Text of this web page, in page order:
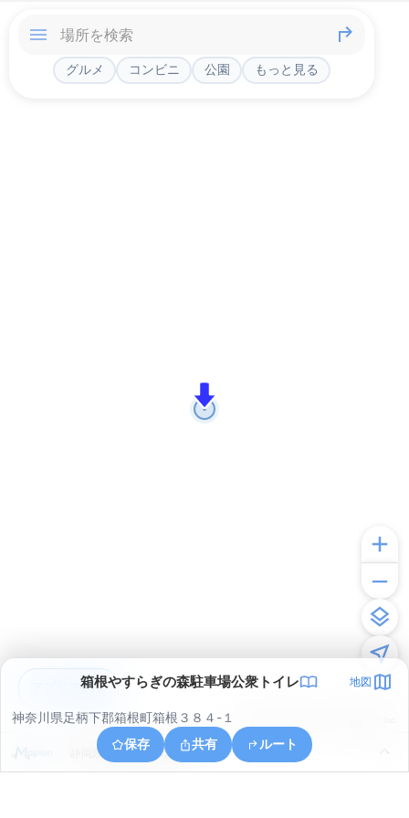
グルメ コンビニ 公園 もっと見る
箱根やすらぎの森駐車場公衆トイレ 地図
神奈川県足柄下郡箱根町箱根３８４-１
保存
共有 ルート
静岡県田方郡函南町桑原
アプリで見る